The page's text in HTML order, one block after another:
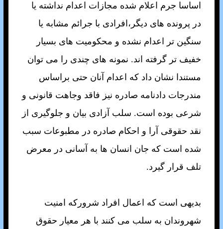
اساسا جرم اعلام شده مجازات اعدام نداشته يا
در پرونده های ديگر،افرادی با جرائم مشابه يا
سنگين تر اعدام نشده و محکوميت های بسيار
خفيف تر گرفته اند. نمونه های چندی را می توان
مستندا نشان داد که اعدام آنان حتی براساس
مندرجات دادنامه صادره نيز فاقد وجاهت قانونی و
شرعی بوده است. سلب آزادی بيان و جلوگيری از
نقد حقوقی آرا و احکام صادره در مطبوعات سبب
شده است که جان انسان ها به آسانی در معرض
تلف قرار گيرد.
بديهی است که اعمال افراد شرورکه امنيت
شهروندان به سلب می کنند با هر معيار حقوق